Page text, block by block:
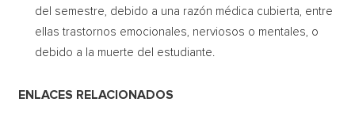
del semestre, debido a una razón médica cubierta, entre
ellas trastornos emocionales, nerviosos o mentales, o
debido a la muerte del estudiante.
ENLACES RELACIONADOS